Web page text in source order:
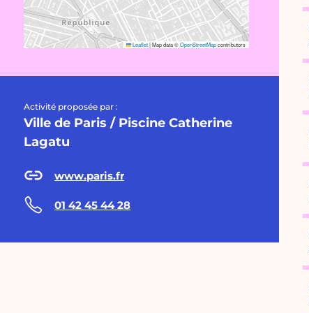
Leaflet|Map data ©OpenStreetMapcontributors
Activité proposée par :
Ville de Paris / Piscine Catherine
Lagatu
www.paris.fr
01 42 45 44 28